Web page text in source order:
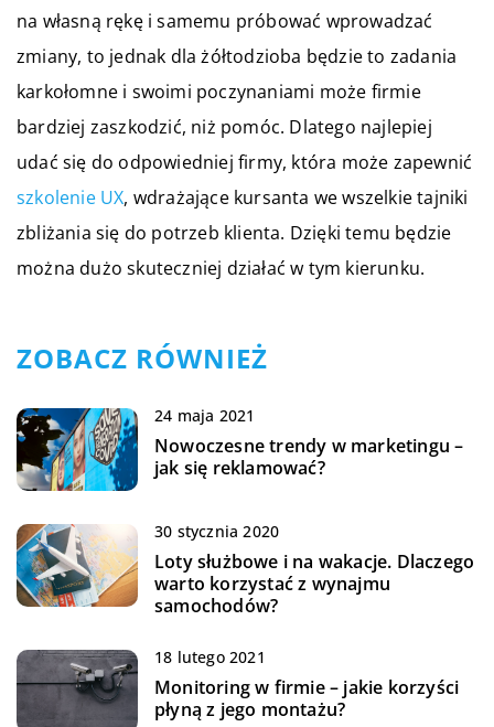
na własną rękę i samemu próbować wprowadzać
zmiany, to jednak dla żółtodzioba będzie to zadania
karkołomne i swoimi poczynaniami może firmie
bardziej zaszkodzić, niż pomóc. Dlatego najlepiej
udać się do odpowiedniej firmy, która może zapewnić
szkolenie UX, wdrażające kursanta we wszelkie tajniki
zbliżania się do potrzeb klienta. Dzięki temu będzie
można dużo skuteczniej działać w tym kierunku.
ZOBACZ RÓWNIEŻ
24 maja 2021
Nowoczesne trendy w marketingu –
jak się reklamować?
30 stycznia 2020
Loty służbowe i na wakacje. Dlaczego
warto korzystać z wynajmu
samochodów?
18 lutego 2021
Monitoring w firmie – jakie korzyści
płyną z jego montażu?